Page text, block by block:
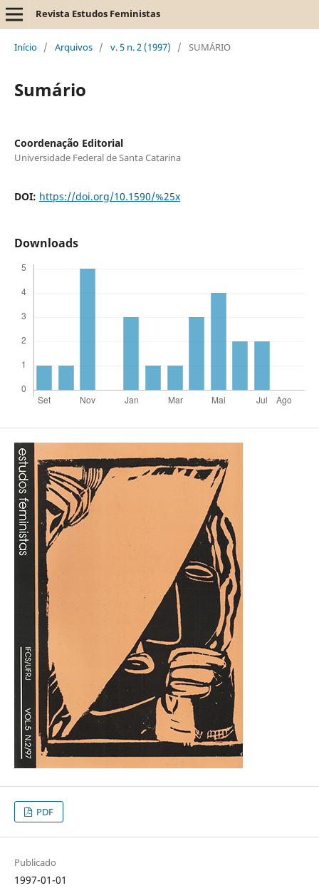
Revista Estudos Feministas
Início / Arquivos / v. 5 n. 2 (1997) / SUMÁRIO
Sumário
Coordenação Editorial
Universidade Federal de Santa Catarina
DOI: https://doi.org/10.1590/%25x
Downloads
PDF
Publicado
1997-01-01